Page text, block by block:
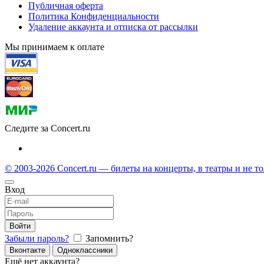
Публичная оферта
Политика Конфиденциальности
Удаление аккаунта и отписка от рассылки
Мы принимаем к оплате
Следите за Concert.ru
© 2003-2026 Concert.ru — билеты на концерты, в театры и не
Вход
Войти
Забыли пароль? Запомнить?
Вконтакте Одноклассники
Ещё нет аккаунта?